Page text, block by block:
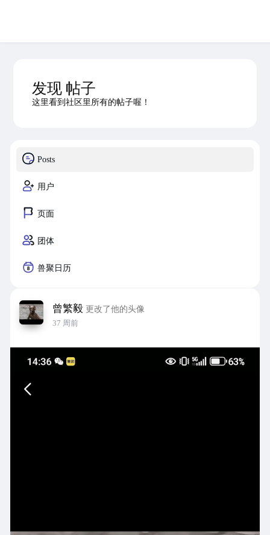
发现 帖子
这里看到社区里所有的帖子喔！
Posts
用户
页面
团体
兽聚日历
曾繁毅 更改了他的头像
37 周前